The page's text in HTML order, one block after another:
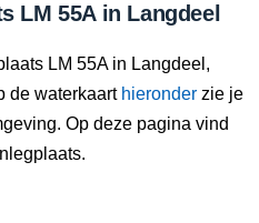
LM 55A in Langdeel
LM 55A in Langdeel,
de waterkaart hieronder zie je
Op deze pagina vind